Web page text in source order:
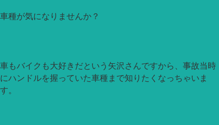
車種が気になりませんか？
車もバイクも大好きだという矢沢さんですから、事故当時
にハンドルを握っていた車種まで知りたくなっちゃいま
す。